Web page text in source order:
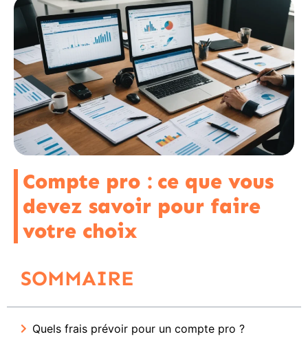
Compte pro : ce que vous
devez savoir pour faire
votre choix
SOMMAIRE
Quels frais prévoir pour un compte pro ?